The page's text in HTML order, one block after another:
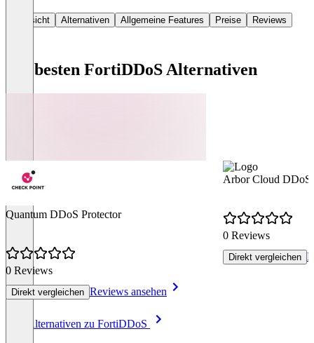
Übersicht Alternativen Allgemeine Features Preise Reviews
Die besten FortiDDoS Alternativen
Quantum DDoS Protector
0 Reviews
Direkt vergleichen Reviews ansehen
Arbor Cloud DDoS
0 Reviews
Direkt vergleichen
Alle Alternativen zu FortiDDoS